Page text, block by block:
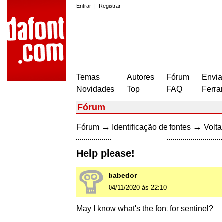
Entrar | Registrar
Temas
Novidades
Autores
Top
Fórum
FAQ
Fórum
Fórum → Identificação de fontes →
Help please!
babedor
04/11/2020 às 22:10
May I know what's the font for sentinel?